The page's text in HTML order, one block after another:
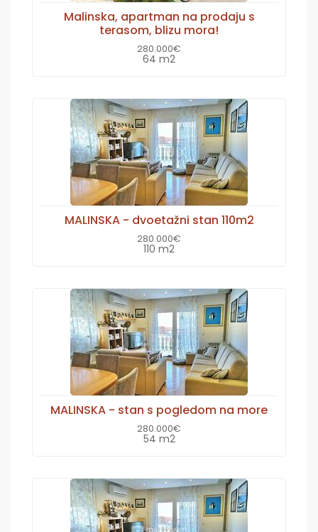
Malinska, apartman na prodaju s
terasom, blizu mora!
280.000€
64 m2
MALINSKA - dvoetažni stan 110m2
280.000€
110 m2
MALINSKA - stan s pogledom na more
280.000€
54 m2